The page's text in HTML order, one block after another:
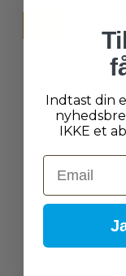
Indtast din
IKKE et
Email